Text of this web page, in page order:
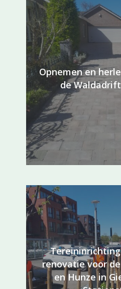
Opnemen en
de
renovatie voor
en Hunze in